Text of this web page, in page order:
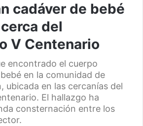
cadáver de bebé
del
V Centenario
encontrado el cuerpo
en la comunidad de
ubicada en las cercanías del
El hallazgo ha
consternación entre los